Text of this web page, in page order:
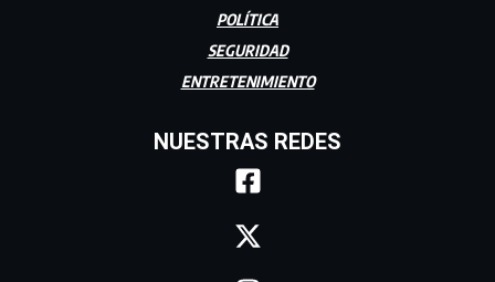
POLÍTICA
SEGURIDAD
ENTRETENIMIENTO
NUESTRAS REDES